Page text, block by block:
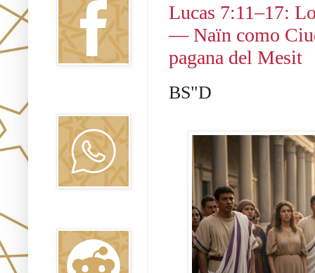
Lucas 7:11–17:
— Naïn como
pagana del Mesit
BS"D